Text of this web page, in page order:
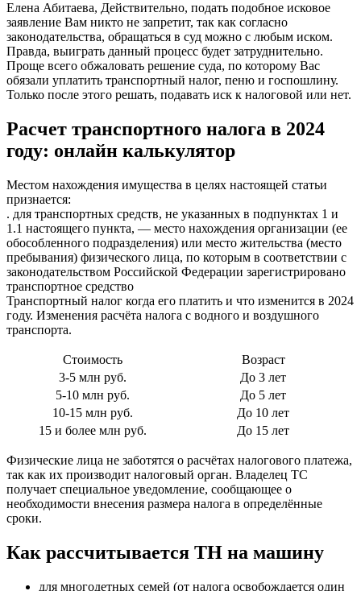
Елена Абитаева, Действительно, подать подобное исковое
заявление Вам никто не запретит, так как согласно
законодательства, обращаться в суд можно с любым иском.
Правда, выиграть данный процесс будет затруднительно.
Проще всего обжаловать решение суда, по которому Вас
обязали уплатить транспортный налог, пеню и госпошлину.
Только после этого решать, подавать иск к налоговой или нет.
Расчет транспортного налога в 2024
году: онлайн калькулятор
Местом нахождения имущества в целях настоящей статьи
признается:
. для транспортных средств, не указанных в подпунктах 1 и
1.1 настоящего пункта, — место нахождения организации (ее
обособленного подразделения) или место жительства (место
пребывания) физического лица, по которым в соответствии с
законодательством Российской Федерации зарегистрировано
транспортное средство
Транспортный налог когда его платить и что изменится в 2024
году. Изменения расчёта налога с водного и воздушного
транспорта.
Стоимость
Возраст
3-5 млн руб.
До 3 лет
5-10 млн руб.
До 5 лет
10-15 млн руб.
До 10 лет
15 и более млн руб.
До 15 лет
Физические лица не заботятся о расчётах налогового платежа,
так как их производит налоговый орган. Владелец ТС
получает специальное уведомление, сообщающее о
необходимости внесения размера налога в определённые
сроки.
Как рассчитывается ТН на машину
для многодетных семей (от налога освобождается один